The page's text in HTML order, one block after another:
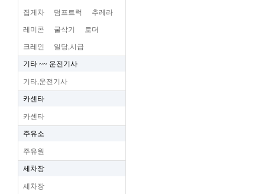
집게차 덤프트럭 추레라
레미콘 굴삭기 로더
크레인 일당,시급
기타 ~~ 운전기사
기타,운전기사
카센타
카센타
주유소
주유원
세차장
세차장